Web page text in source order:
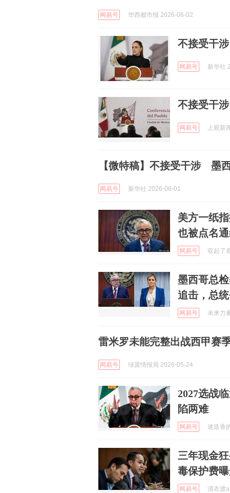
网易号 华西都市报 2026-06-02
不接受干
网易号 新华社
不接受干
网易号 上观新
【微特稿】不接受干涉 墨
网易号 新华社 2026-06-01
美方一纸
也被点名
网易号 収起了
墨西哥总
追击，总
网易号 未来力
雷米罗未能完整出战西甲赛
网易号 绿茵情报局 2026-05-24
2027选战
陷两难
网易号 迷迭香
三年现金
毒保护费
网易号 清衣渡